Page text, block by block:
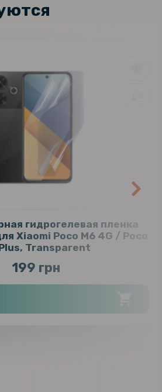
гидрогелевая пленка
Xiaomi Poco M6 4G / Poco
Transparent
199 грн